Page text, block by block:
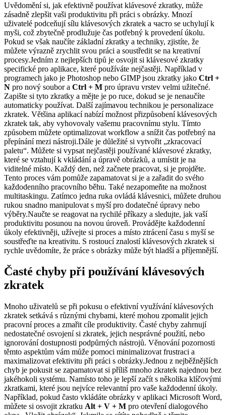
Uvědomění si, jak efektivně používat klávesové zkratky, může
zásadně zlepšit vaši produktivitu při práci s obrázky. Mnozí
uživatelé podceňují sílu klávesových zkratek a часто se uchylují k
myši, což zbytečně prodlužuje čas potřebný k provedení úkolu.
Pokud se však naučíte základní zkratky a techniky, zjistíte, že
můžete výrazně zrychlit svou práci a soustředit se na kreativní
procesy.Jedním z nejlepších tipů je osvojit si klávesové zkratky
specifické pro aplikace, které používáte nejčastěji. Například v
programech jako je Photoshop nebo GIMP jsou zkratky jako Ctrl +
N pro nový soubor a Ctrl + M pro úpravu vrstev velmi užitečné.
Zapište si tyto zkratky a mějte je po ruce, dokud se je nenaučíte
automaticky používat. Další zajímavou technikou je personalizace
zkratek. Většina aplikací nabízí možnost přizpůsobení klávesových
zkratek tak, aby vyhovovaly vašemu pracovnímu stylu. Tímto
způsobem můžete optimalizovat workflow a snížit čas potřebný na
přepínání mezi nástroji.Dále je důležité si vytvořit „zkracovací
paletu“. Můžete si vypsat nejčastěji používané klávesové zkratky,
které se vztahují k vkládání a úpravě obrázků, a umístit je na
viditelné místo. Každý den, než začnete pracovat, si je projděte.
Tento proces vám pomůže zapamatovat si je a zařadit do svého
každodenního pracovního běhu. Také nezapomeňte na možnost
multitaskingu. Zatímco jedna ruka ovládá klávesnici, můžete druhou
rukou snadno manipulovat s myší pro dodatečné úpravy nebo
výběry.Naučte se reagovat na rychilé příkazy a sledujte, jak vaší
produktivitu posunou na novou úroveň. Provádějte každodenní
úkoly efektivněji, užívejte si proces a místo ztrácení času s myší se
soustřeďte na kreativitu. S rostoucí znalostí klávesových zkratek si
rychle uvědomíte, že práce s obrázky může být hladší a příjemnější.
Časté chyby při používání klávesových
zkratek
Mnoho uživatelů se při pokusu o efektivní využívání klávesových
zkratek setkává s různými chybami, které mohou zpomalit jejich
pracovní proces a zmařit cíle produktivity. Časté chyby zahrnují
nedostatečné osvojení si zkratek, jejich nesprávné použití, nebo
ignorování dostupnosti podpůrných nástrojů. Věnování pozornosti
těmto aspektům vám může pomoci minimalizovat frustraci a
maximalizovat efektivitu při práci s obrázky.Jednou z nejběžnějších
chyb je pokusit se zapamatovat si příliš mnoho zkratek najednou bez
jakéhokoli systému. Namísto toho je lepší začít s několika klíčovými
zkratkami, které jsou nejvíce relevantní pro vaše každodenní úkoly.
Například, pokud často vkládáte obrázky v aplikaci Microsoft Word,
můžete si osvojit zkratku Alt + V + M pro otevření dialogového